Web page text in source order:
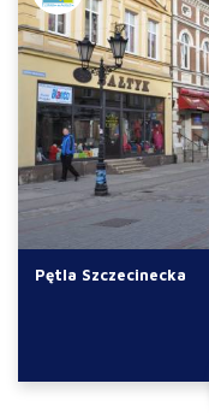
Pętla Szczecinecka